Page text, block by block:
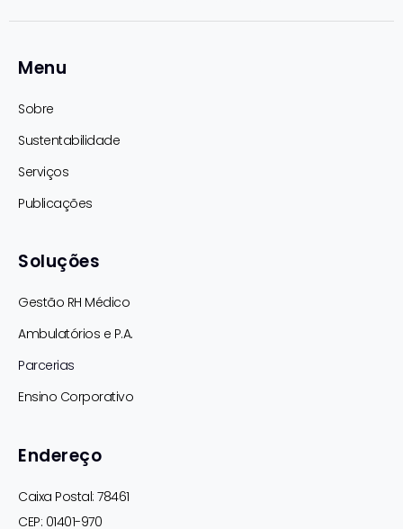
Menu
Sobre
Sustentabilidade
Serviços
Publicações
Soluções
Gestão RH Médico
Ambulatórios e P.A.
Parcerias
Ensino Corporativo
Endereço
Caixa Postal: 78461
CEP: 01401-970